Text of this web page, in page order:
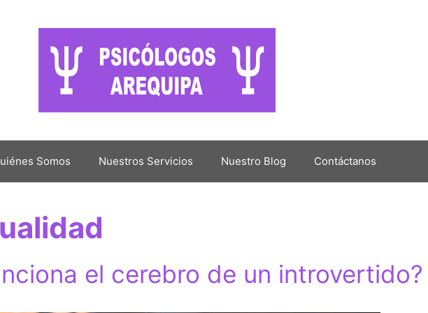
Somos Nuestros Servicios Nuestro Blog Contáctanos
el cerebro de un introvertido?